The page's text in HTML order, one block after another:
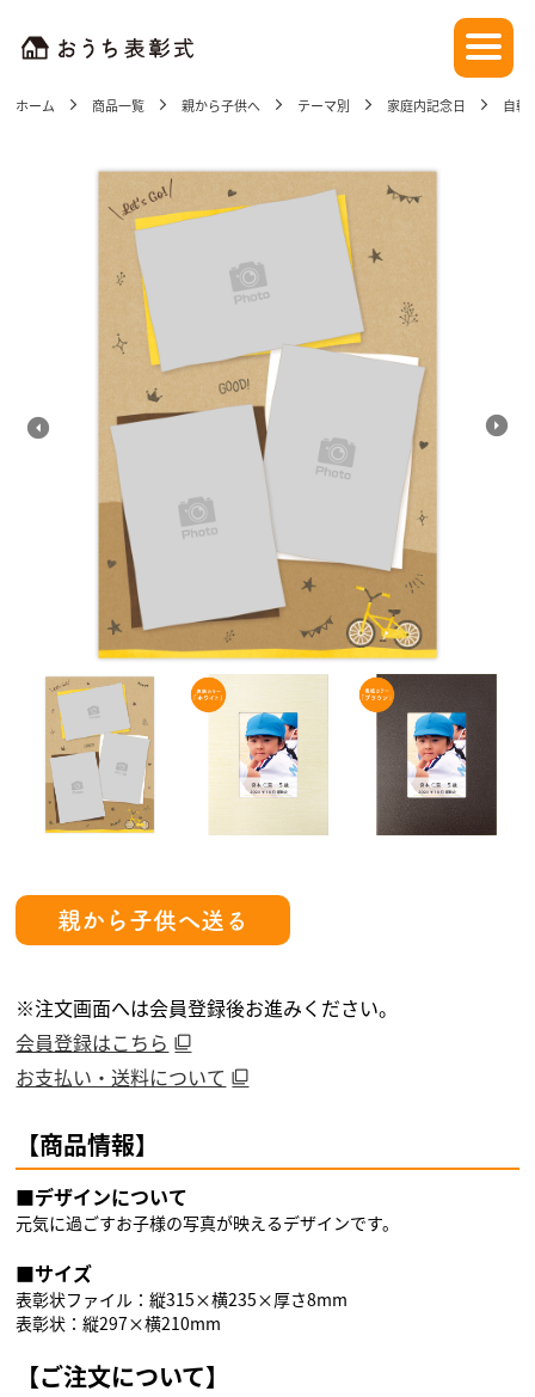
ホーム 商品一覧 親から子供へ テーマ別 家庭内記念日 自転
親から子供へ送る
※注文画面へは会員登録後お進みください。
会員登録はこちら
お支払い・送料について
【商品情報】
■デザインについて
元気に過ごすお子様の写真が映えるデザインです。
■サイズ
表彰状ファイル：縦315×横235×厚さ8mm
表彰状：縦297×横210mm
【ご注文について】